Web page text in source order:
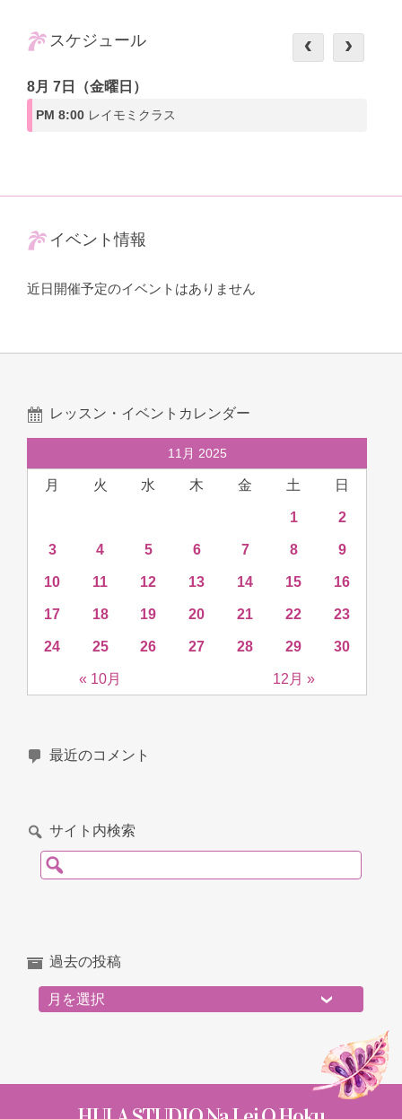
スケジュール
8月 7日（金曜日）
PM 8:00 レイモミクラス
イベント情報
近日開催予定のイベントはありません
レッスン・イベントカレンダー
11月 2025
月 火 水 木 金 土 日
« 10月 12月 »
1 2
3 4 5 6 7 8 9
10 11 12 13 14 15 16
17 18 19 20 21 22 23
24 25 26 27 28 29 30
最近のコメント
サイト内検索
検索:
過去の投稿
過去の投稿